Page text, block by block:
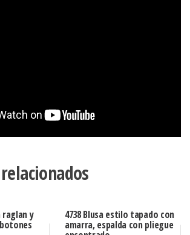
raglan y 4738 Blusa estilo tapado con
amarra, espalda con pliegue